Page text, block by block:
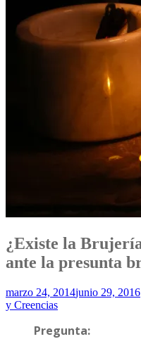
¿Existe la
ante la presunta
marzo 24, 2014junio 29, 2016
y Creencias
Pregunta: